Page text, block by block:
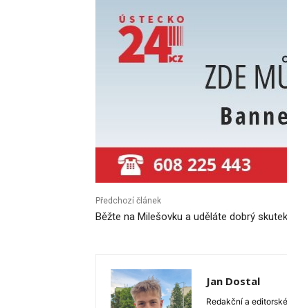
Předchozí článek
Běžte na Milešovku a uděláte dobrý
Jan Dostal
Redakční a